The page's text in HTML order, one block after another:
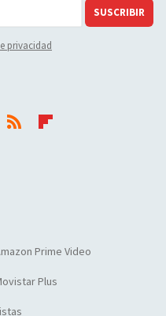
SUSCRIBIR
privacidad
Prime Video
Plus